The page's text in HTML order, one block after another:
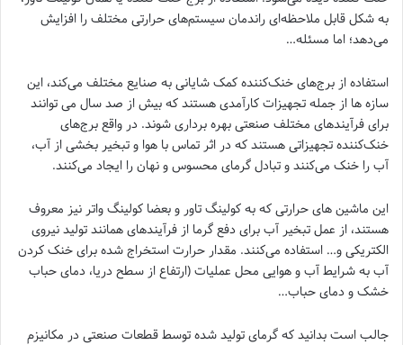
به شکل قابل ملاحظه‌ای راندمان سیستم‌های حرارتی مختلف را افزایش
می‌دهد؛ اما مسئله…
استفاده از برج‌های خنک‌کننده کمک شایانی به صنایع مختلف می‌کند، این
سازه ها از جمله تجهیزات کارآمدی هستند که بیش از صد سال می توانند
برای فرآیندهای مختلف صنعتی بهره برداری شوند. در واقع برج‌های
خنک‌کننده تجهیزاتی هستند که در اثر تماس با هوا و تبخیر بخشی از آب،
آب را خنک می‌کنند و تبادل گرمای محسوس و نهان را ایجاد می‌کنند.
این ماشین های حرارتی که به کولینگ تاور و بعضا کولینگ واتر نیز معروف
هستند، از عمل تبخیر آب برای دفع گرما از فرآیندهای همانند تولید نیروی
الکتریکی و… استفاده می‌کنند. مقدار حرارت استخراج شده برای خنک کردن
آب به شرایط آب و هوایی محل عملیات (ارتفاع از سطح دریا، دمای حباب
خشک و دمای حباب…
جالب است بدانید که گرمای تولید شده توسط قطعات صنعتی در مکانیزم